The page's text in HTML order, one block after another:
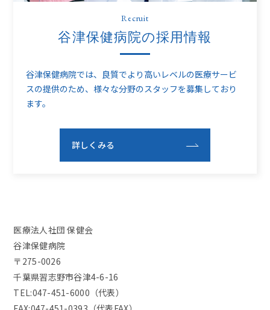
Recruit
谷津保健病院の採用情報
谷津保健病院では、良質でより高いレベルの医療サービ
スの提供のため、 様々な分野のスタッフを募集しており
ます。
詳しくみる
医療法人社団 保健会
谷津保健病院
〒275-0026
千葉県習志野市谷津4-6-16
TEL:047-451-6000（代表）